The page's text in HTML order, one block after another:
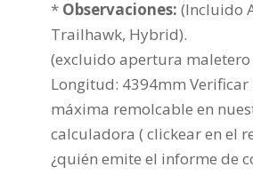
* Observaciones: (Incluido
Trailhawk, Hybrid).
(excluido apertura maletero
Longitud: 4394mm Verificar
máxima remolcable en
calculadora ( clickear en el
¿quién emite el informe de